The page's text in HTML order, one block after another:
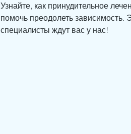
Узнайте, как принудительное
помочь преодолеть
специалисты ждут вас у нас!